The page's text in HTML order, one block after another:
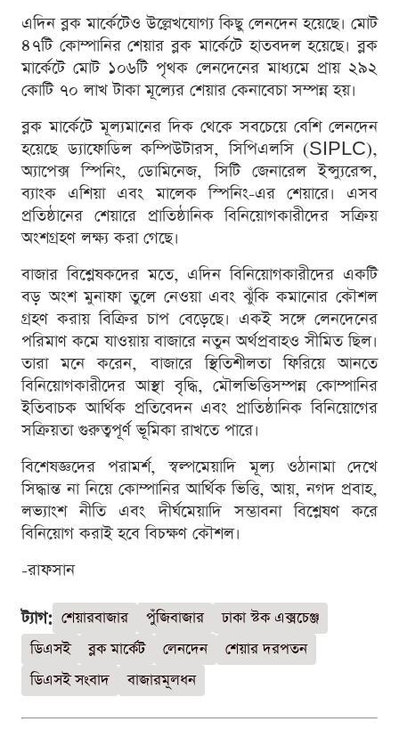
এদিন ব্লক মার্কেটেও উল্লেখযোগ্য কিছু লেনদেন হয়েছে। মোট
৪৭টি কোম্পানির শেয়ার ব্লক মার্কেটে হাতবদল হয়েছে। ব্লক
মার্কেটে মোট ১০৬টি পৃথক লেনদেনের মাধ্যমে প্রায় ২৯২
কোটি ৭০ লাখ টাকা মূল্যের শেয়ার কেনাবেচা সম্পন্ন হয়।
ব্লক মার্কেটে মূল্যমানের দিক থেকে সবচেয়ে বেশি লেনদেন
হয়েছে ড্যাফোডিল কম্পিউটারস, সিপিএলসি (SIPLC),
অ্যাপেক্স স্পিনিং, ডোমিনেজ, সিটি জেনারেল ইন্স্যুরেন্স,
ব্যাংক এশিয়া এবং মালেক স্পিনিং-এর শেয়ারে। এসব
প্রতিষ্ঠানের শেয়ারে প্রাতিষ্ঠানিক বিনিয়োগকারীদের সক্রিয়
অংশগ্রহণ লক্ষ্য করা গেছে।
বাজার বিশ্লেষকদের মতে, এদিন বিনিয়োগকারীদের একটি
বড় অংশ মুনাফা তুলে নেওয়া এবং ঝুঁকি কমানোর কৌশল
গ্রহণ করায় বিক্রির চাপ বেড়েছে। একই সঙ্গে লেনদেনের
পরিমাণ কমে যাওয়ায় বাজারে নতুন অর্থপ্রবাহও সীমিত ছিল।
তারা মনে করেন, বাজারে স্থিতিশীলতা ফিরিয়ে আনতে
বিনিয়োগকারীদের আস্থা বৃদ্ধি, মৌলভিত্তিসম্পন্ন কোম্পানির
ইতিবাচক আর্থিক প্রতিবেদন এবং প্রাতিষ্ঠানিক বিনিয়োগের
সক্রিয়তা গুরুত্বপূর্ণ ভূমিকা রাখতে পারে।
বিশেষজ্ঞদের পরামর্শ, স্বল্পমেয়াদি মূল্য ওঠানামা দেখে
সিদ্ধান্ত না নিয়ে কোম্পানির আর্থিক ভিত্তি, আয়, নগদ প্রবাহ,
লভ্যাংশ নীতি এবং দীর্ঘমেয়াদি সম্ভাবনা বিশ্লেষণ করে
বিনিয়োগ করাই হবে বিচক্ষণ কৌশল।
-রাফসান
ট্যাগ: শেয়ারবাজার পুঁজিবাজার
ঢাকা স্টক এক্সচেঞ্জ
ডিএসই
ব্লক মার্কেট লেনদেন
শেয়ার দরপতন
ডিএসই সংবাদ
বাজারমূলধন